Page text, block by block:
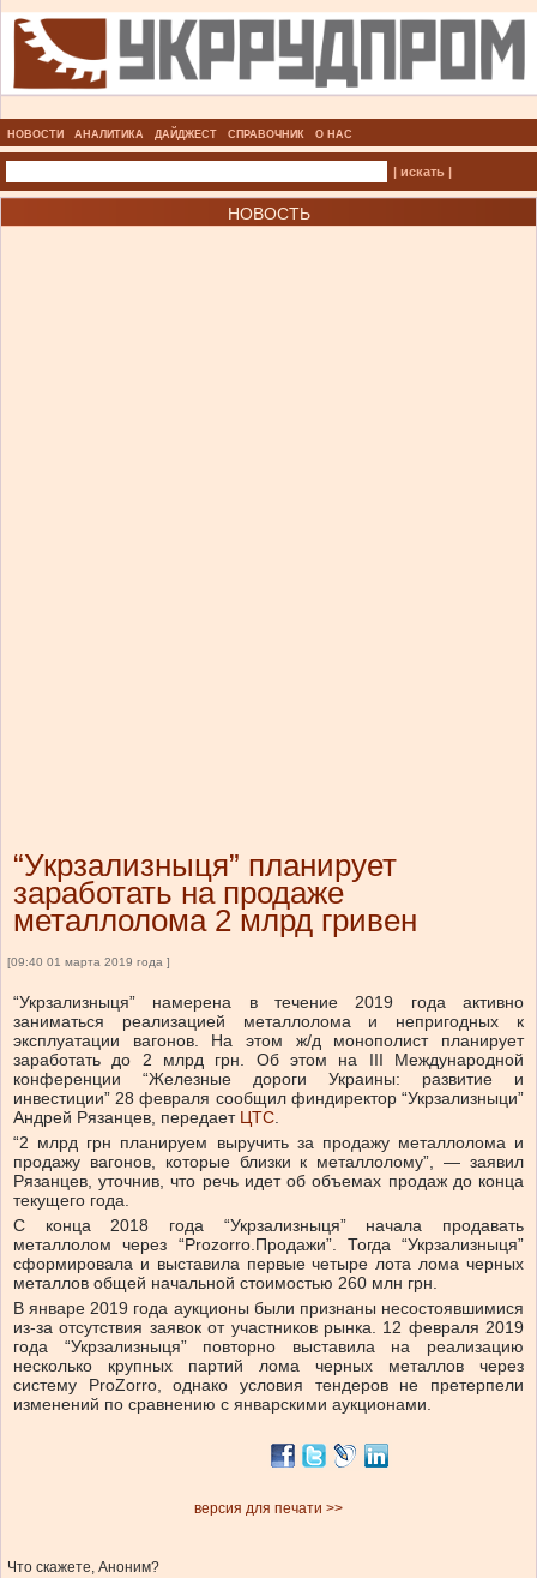
НОВОСТИ АНАЛИТИКА ДАЙДЖЕСТ СПРАВОЧНИК О НАС
| искать |
НОВОСТЬ
“Укрзализныця” планирует
заработать на продаже
металлолома 2 млрд гривен
[09:40 01 марта 2019 года ]
“Укрзализныця” намерена в течение 2019 года активно
заниматься реализацией металлолома и непригодных к
эксплуатации вагонов. На этом ж/д монополист планирует
заработать до 2 млрд грн. Об этом на IІI Международной
конференции “Железные дороги Украины: развитие и
инвестиции” 28 февраля сообщил финдиректор “Укрзализныци”
Андрей Рязанцев, передает ЦТС.
“2 млрд грн планируем выручить за продажу металлолома и
продажу вагонов, которые близки к металлолому”, — заявил
Рязанцев, уточнив, что речь идет об объемах продаж до конца
текущего года.
С конца 2018 года “Укрзализныця” начала продавать
металлолом через “Prozorro.Продажи”. Тогда “Укрзализныця”
сформировала и выставила первые четыре лота лома черных
металлов общей начальной стоимостью 260 млн грн.
В январе 2019 года аукционы были признаны несостоявшимися
из-за отсутствия заявок от участников рынка. 12 февраля 2019
года “Укрзализныця” повторно выставила на реализацию
несколько крупных партий лома черных металлов через
систему ProZorro, однако условия тендеров не претерпели
изменений по сравнению с январскими аукционами.
версия для печати >>
Что скажете, Аноним?